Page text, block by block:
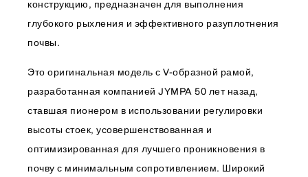
конструкцию, предназначен для выполнения
глубокого рыхления и эффективного разуплотнения
почвы.
Это оригинальная модель с V-образной рамой,
разработанная компанией JYMPA 50 лет назад,
ставшая пионером в использовании регулировки
высоты стоек, усовершенствованная и
оптимизированная для лучшего проникновения в
почву с минимальным сопротивлением. Широкий